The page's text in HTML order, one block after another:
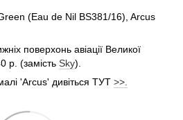
(Eau de Nil BS381/16), Arcus
поверхонь авіації Великої
р. (замість Sky).
'Arcus' дивіться ТУТ >>.